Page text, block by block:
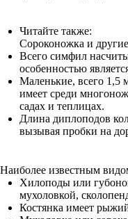
Читайте также:
Сороконожка и
Всего симфил
особенностью
Маленькие, всего 1,5
имеет среди
садах и теплицах.
Длина диплоподов
вызывая пробки на
Наиболее известным
Хилоподы или
мухоловкой,
Костянка имеет